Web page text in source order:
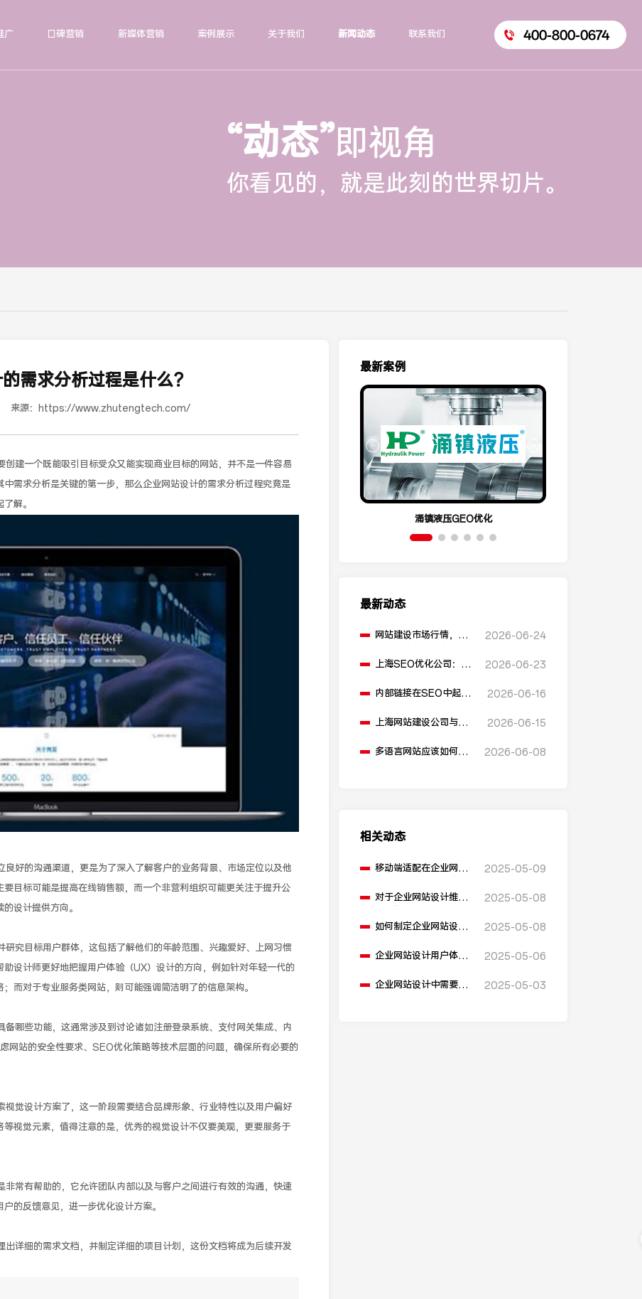
广 口碑营销 新媒体营销 案例展示 关于我们 新闻动态 联系我们 400-800-0674
“动态”即视角
你看见的，就是此刻的世界切片。
需求分析过程是什么？
来源： https://www.zhutengtech.com/
建一个既能吸引目标受众又能实现商业目标的网站，并不是一件容易
需求分析是关键的第一步，那么企业网站设计的需求分析过程究竟是
解。
好的沟通渠道，更是为了深入了解客户的业务背景、市场定位以及他
目标可能是提高在线销售额，而一个非营利组织可能更关注于提升公
设计提供方向。
究目标用户群体，这包括了解他们的年龄范围、兴趣爱好、上网习惯
设计师更好地把握用户体验（UX）设计的方向，例如针对年轻一代的
而对于专业服务类网站，则可能强调简洁明了的信息架构。
哪些功能，这通常涉及到讨论诸如注册登录系统、支付网关集成、内
网站的安全性要求、SEO优化策略等技术层面的问题，确保所有必要的
觉设计方案了，这一阶段需要结合品牌形象、行业特性以及用户偏好
视觉元素，值得注意的是，优秀的视觉设计不仅要美观，更要服务于
常有帮助的，它允许团队内部以及与客户之间进行有效的沟通，快速
的反馈意见，进一步优化设计方案。
详细的需求文档，并制定详细的项目计划，这份文档将成为后续开发
最新案例
涌镇液压GEO优化
最新动态
网站建设市场行情，不
2026-06-24
上海SEO优化公司：反
什么作用？
2026-06-23
内部链接在SEO中起到
2026-06-16
上海网站建设公司与安
么？
2026-06-15
多语言网站应该如何进
2026-06-08
相关动态
移动端适配在企业网站
2025-05-09
对于企业网站设计维护
2025-05-08
如何制定企业网站设计
2025-05-08
企业网站设计用户体验
2025-05-06
企业网站设计中需要考
2025-05-03